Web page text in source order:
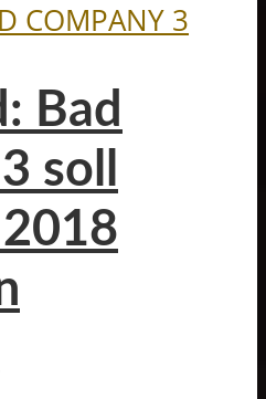
COMPANY 3
Bad
soll